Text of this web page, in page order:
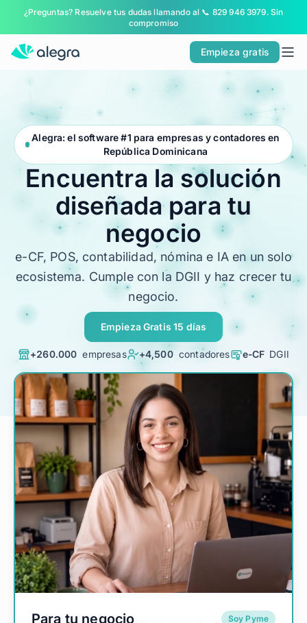
¿Preguntas? Resuelve tus dudas llamando al 📞 829 946 3979. Sin
compromiso
Empieza gratis
Inicio
Soluciones
Soy Contador
Alegra ERP
POR PRODUCTO
Facturación Electrónica
Nómina
Planes
Contacto
Ingresa
Alegra: el software #1 para empresas y contadores en
República Dominicana
Encuentra la solución
diseñada para tu
negocio
e-CF, POS, contabilidad, nómina e IA en un solo
ecosistema. Cumple con la DGII y haz crecer tu
negocio.
Empieza Gratis 15 días
+260.000 empresas +4,500 contadores e-CF DGII
Para tu negocio Soy Pyme